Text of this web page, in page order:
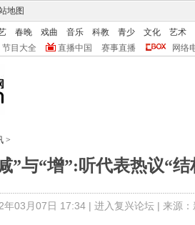
地图
春晚 戏曲 音乐 科教 青少 文化
艺术
节目大全 直播中国 赛事直播 网络
>
”与“增”:听代表热议“结
年03月07日 17:34 | 进入复兴论坛| 来源